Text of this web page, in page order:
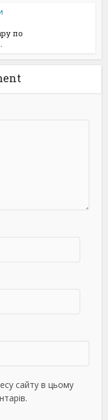
по
сайту в цьому